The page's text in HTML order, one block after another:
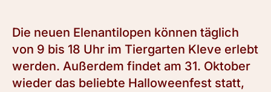
Die neuen Elenantilopen können täglich
von 9 bis 18 Uhr im Tiergarten Kleve erlebt
werden. Außerdem findet am 31. Oktober
wieder das beliebte Halloweenfest statt,